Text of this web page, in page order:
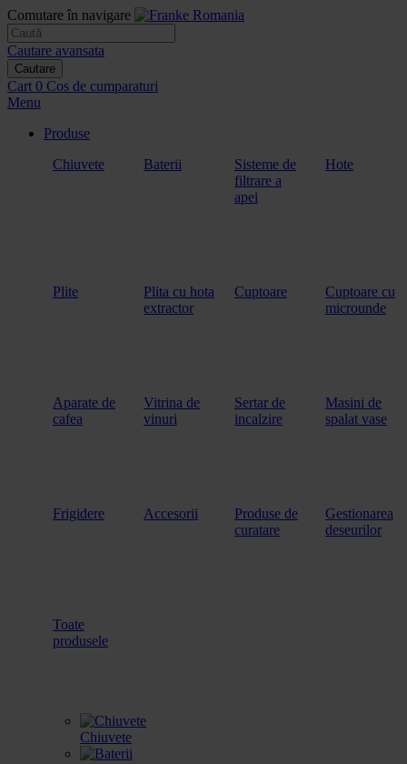
Comutare în navigare
Cautare avansata
Cautare
Cart 0 Cos de cumparaturi
Menu
Produse
Chiuvete
Baterii
Sisteme de
filtrare a
apei
Hote
Plite
Plita cu hota
extractor
Cuptoare
Cuptoare cu
microunde
Aparate de
cafea
Vitrina de
vinuri
Sertar de
incalzire
Masini de
spalat vase
Frigidere Accesorii
Produse de
curatare
Gestionarea
deseurilor
Toate
produsele
Chiuvete